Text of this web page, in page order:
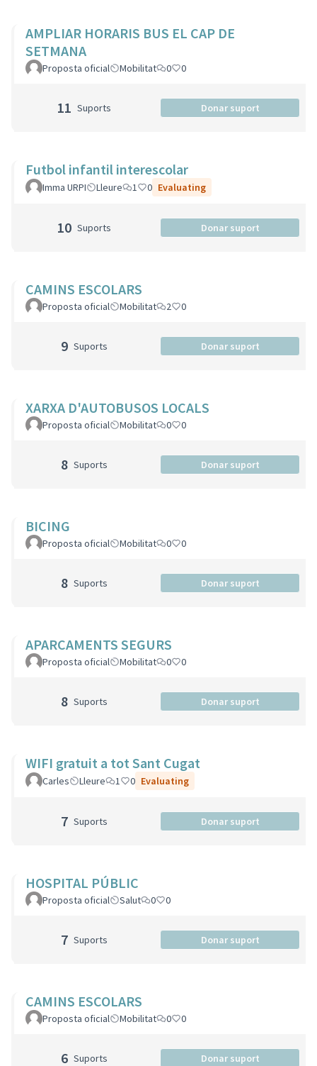
AMPLIAR HORARIS BUS EL CAP DE
SETMANA
Proposta oficial Mobilitat 0 0
11 Suports Donar suport
Futbol infantil interescolar
Imma URPI Lleure 1 0 Evaluating
10 Suports Donar suport
CAMINS ESCOLARS
Proposta oficial Mobilitat 2 0
9 Suports Donar suport
XARXA D'AUTOBUSOS LOCALS
Proposta oficial Mobilitat 0 0
8 Suports Donar suport
BICING
Proposta oficial Mobilitat 0 0
8 Suports Donar suport
APARCAMENTS SEGURS
Proposta oficial Mobilitat 0 0
8 Suports Donar suport
WIFI gratuit a tot Sant Cugat
Carles Lleure 1 0 Evaluating
7 Suports Donar suport
HOSPITAL PÚBLIC
Proposta oficial Salut 0 0
7 Suports Donar suport
CAMINS ESCOLARS
Proposta oficial Mobilitat 0 0
6 Suports Donar suport